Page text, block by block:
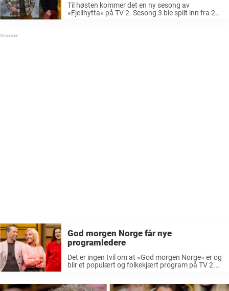
Til høsten kommer det en ny sesong av
«Fjellhytta» på TV 2. Sesong 3 ble spilt inn fra 25.
God morgen Norge får nye
programledere
Det er ingen tvil om at «God morgen Norge» er og
blir et populært og folkekjært program på TV 2.